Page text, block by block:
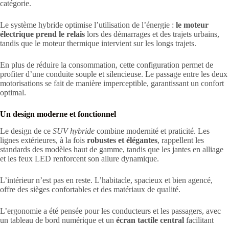
catégorie.
Le système hybride optimise l’utilisation de l’énergie : le moteur
électrique prend le relais lors des démarrages et des trajets urbains,
tandis que le moteur thermique intervient sur les longs trajets.
En plus de réduire la consommation, cette configuration permet de
profiter d’une conduite souple et silencieuse. Le passage entre les deux
motorisations se fait de manière imperceptible, garantissant un confort
optimal.
Un design moderne et fonctionnel
Le design de ce SUV hybride combine modernité et praticité. Les
lignes extérieures, à la fois robustes et élégantes, rappellent les
standards des modèles haut de gamme, tandis que les jantes en alliage
et les feux LED renforcent son allure dynamique.
L’intérieur n’est pas en reste. L’habitacle, spacieux et bien agencé,
offre des sièges confortables et des matériaux de qualité.
L’ergonomie a été pensée pour les conducteurs et les passagers, avec
un tableau de bord numérique et un écran tactile central facilitant